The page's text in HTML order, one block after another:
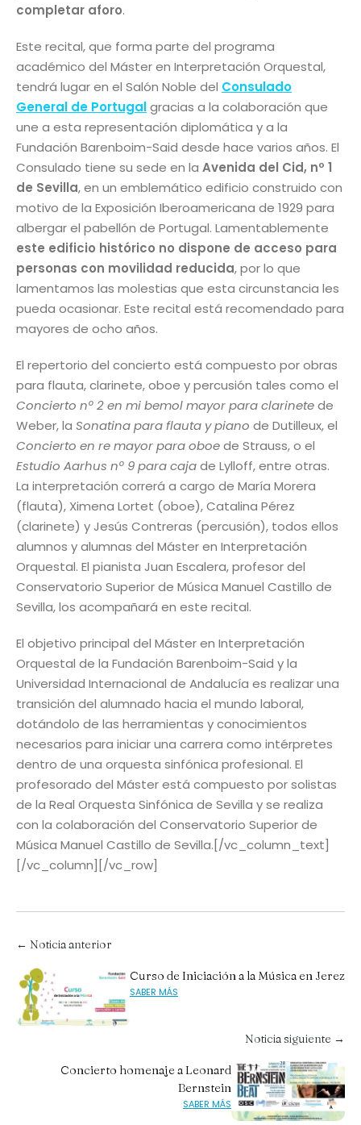
completar aforo.
Este recital, que forma parte del programa
académico del Máster en Interpretación Orquestal,
tendrá lugar en el Salón Noble del Consulado
General de Portugalgracias a la colaboración que
une a esta representación diplomática y a la
Fundación Barenboim-Said desde hace varios años. El
Consulado tiene su sede en la Avenida del Cid, nº 1
de Sevilla, en un emblemático edificio construido con
motivo de la Exposición Iberoamericana de 1929 para
albergar el pabellón de Portugal. Lamentablemente
este edificio histórico no dispone de acceso para
personas con movilidad reducida, por lo que
lamentamos las molestias que esta circunstancia les
pueda ocasionar. Este recital está recomendado para
mayores de ocho años.
El repertorio del concierto está compuesto por obras
para flauta, clarinete, oboe y percusión tales como el
Concierto nº 2 en mi bemol mayorpara clarinetede
Weber, la Sonatina para flauta y piano de Dutilleux, el
Concierto en re mayor para oboede Strauss, o el
Estudio Aarhus nº 9 para cajade Lylloff, entre otras.
La interpretación correrá a cargo de María Morera
(flauta), Ximena Lortet (oboe), Catalina Pérez
(clarinete) y Jesús Contreras (percusión), todos ellos
alumnos y alumnas del Máster en Interpretación
Orquestal. El pianista Juan Escalera, profesor del
Conservatorio Superior de Música Manuel Castillo de
Sevilla, los acompañará en este recital.
El objetivo principal del Máster en Interpretación
Orquestal de la Fundación Barenboim-Said y la
Universidad Internacional de Andalucía es realizar una
transición del alumnado hacia el mundo laboral,
dotándolo de las herramientas y conocimientos
necesarios para iniciar una carrera como intérpretes
dentro de una orquesta sinfónica profesional. El
profesorado del Máster está compuesto por solistas
de la Real Orquesta Sinfónica de Sevilla y se realiza
con la colaboración del Conservatorio Superior de
Música Manuel Castillo de Sevilla.[/vc_column_text]
[/vc_column][/vc_row]
← Noticia anterior
Curso de Iniciación a la Música en Jerez
SABER MÁS
Noticia siguiente →
Concierto homenaje a Leonard
Bernstein
SABER MÁS